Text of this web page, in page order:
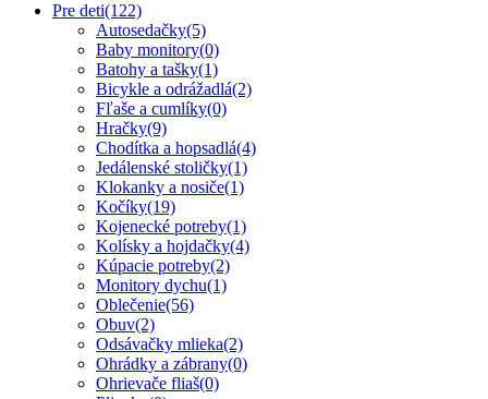
Pre deti(122)
Autosedačky(5)
Baby monitory(0)
Batohy a tašky(1)
Bicykle a odrážadlá(2)
Fľaše a cumlíky(0)
Hračky(9)
Chodítka a hopsadlá(4)
Jedálenské stoličky(1)
Klokanky a nosiče(1)
Kočíky(19)
Kojenecké potreby(1)
Kolísky a hojdačky(4)
Kúpacie potreby(2)
Monitory dychu(1)
Oblečenie(56)
Obuv(2)
Odsávačky mlieka(2)
Ohrádky a zábrany(0)
Ohrievače fliaš(0)